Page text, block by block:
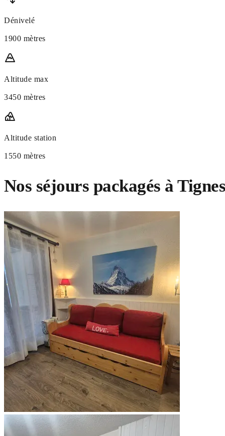
Dénivelé
1900 mètres
Altitude max
3450 mètres
Altitude station
1550 mètres
Nos séjours packagés à